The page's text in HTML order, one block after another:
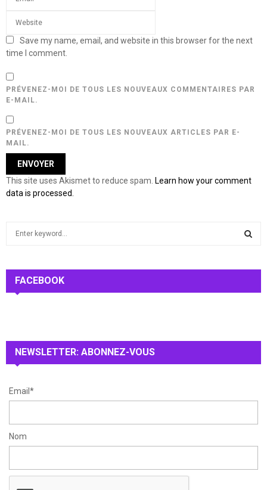
Save my name, email, and website in this browser for the next
time I comment.
PRÉVENEZ-MOI DE TOUS LES NOUVEAUX COMMENTAIRES PAR
E-MAIL.
PRÉVENEZ-MOI DE TOUS LES NOUVEAUX ARTICLES PAR E-
MAIL.
This site uses Akismet to reduce spam. Learn how your comment
data is processed.
h
:
FACEBOOK
NEWSLETTER: ABONNEZ-VOUS
Email*
Nom